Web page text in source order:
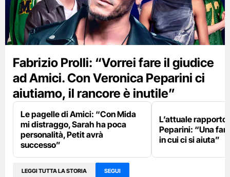
Fabrizio Prolli: “Vorrei fare il giudice
ad Amici. Con Veronica Peparini ci
aiutiamo, il rancore è inutile”
Le pagelle di Amici: “Con Mida
mi distraggo, Sarah ha poca
personalità, Petit avrà
successo”
L’attuale rapporto
Peparini: “Una
in cui ci si aiuta”
LEGGI TUTTA LA STORIA SEGUI